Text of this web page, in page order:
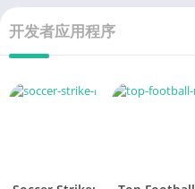
开发者应用程序